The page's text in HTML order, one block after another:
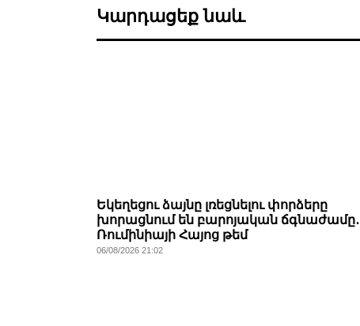
Կարդացեք նաև
Եկեղեցու ձայնը լռեցնելու փորձերը
խորացնում են բարոյական ճգնաժամը․
Ռումինիայի Հայոց թեմ
06/08/2026 21:02